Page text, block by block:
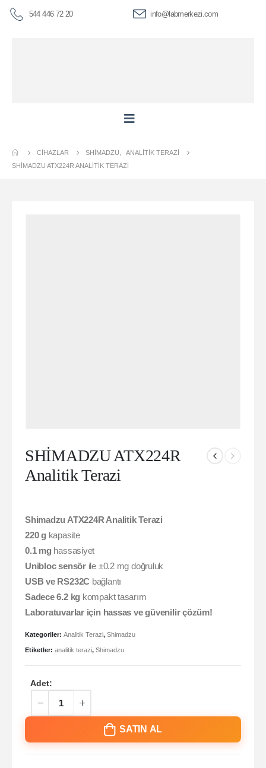
544 446 72 20 info@labmerkezi.com
CIHAZLAR SHIMADZU
ANALITIK TERAZI
SHİMADZU ATX224R ANALITIK TERAZI
SHİMADZU ATX224R
Analitik Terazi
Shimadzu ATX224R Analitik Terazi
220 g kapasite
0.1 mg hassasiyet
Unibloc sensörile ±0.2 mg doğruluk
USB ve RS232C bağlantı
Sadece 6.2 kg kompakt tasarım
Laboratuvarlar için hassas ve güvenilir çözüm!
Kategoriler: Analitik Terazi, Shimadzu
Etiketler: analitik terazi, Shimadzu
Adet:
SATIN AL